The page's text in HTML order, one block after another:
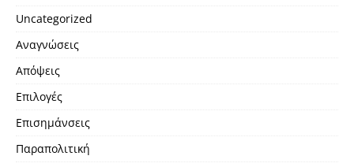
Uncategorized
Αναγνώσεις
Απόψεις
Επιλογές
Επισημάνσεις
Παραπολιτική